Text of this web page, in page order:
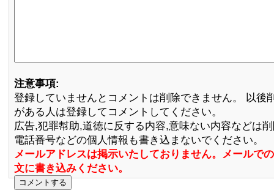
注意事項:
登録していませんとコメントは削除できません。 以後
がある人は登録してコメントしてください。
広告,犯罪幇助,道徳に反する内容,意味ない内容などは
電話番号などの個人情報も書き込まないでください。
メールアドレスは掲示いたしておりません。メールで
文に書き込みください。